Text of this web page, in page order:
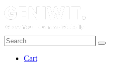
Cart